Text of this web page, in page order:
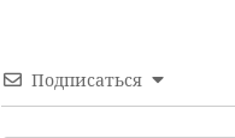
Подписаться